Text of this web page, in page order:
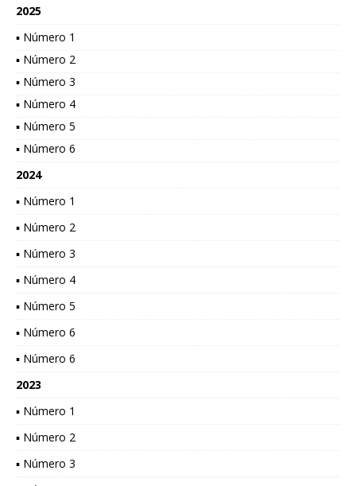
2025
▪ Número 1
▪ Número 2
▪ Número 3
▪ Número 4
▪ Número 5
▪ Número 6
2024
▪ Número 1
▪ Número 2
▪ Número 3
▪ Número 4
▪ Número 5
▪ Número 6
▪ Número 6
2023
▪ Número 1
▪ Número 2
▪ Número 3